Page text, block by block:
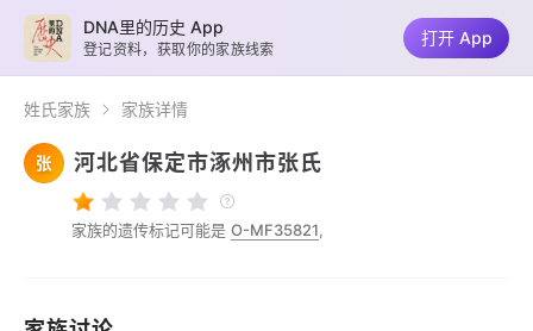
姓氏家族 家族详情
张 河北省保定市涿州市张氏
家族的遗传标记可能是 O-MF35821,
DNA里的历史 App
登记资料，获取你的家族线索
打开 App